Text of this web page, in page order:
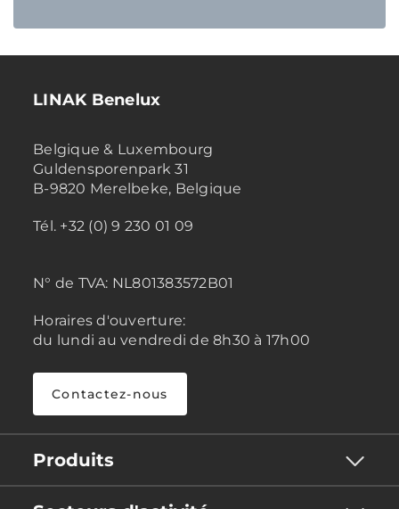
LINAK Benelux
Belgique & Luxembourg
Guldensporenpark 31
B-9820 Merelbeke, Belgique
Tél. +32 (0) 9 230 01 09
N° de TVA: NL801383572B01
Horaires d'ouverture:
du lundi au vendredi de 8h30 à 17h00
Contactez-nous
Produits